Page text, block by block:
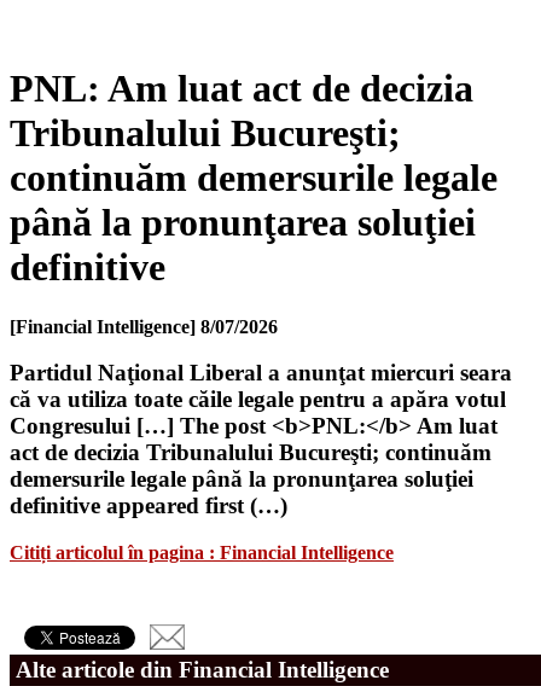
PNL: Am luat act de decizia
Tribunalului Bucureşti;
continuăm demersurile legale
până la pronunţarea soluţiei
definitive
[Financial Intelligence] 8/07/2026
Partidul Naţional Liberal a anunţat miercuri seara
că va utiliza toate căile legale pentru a apăra votul
Congresului […] The post <b>PNL:</b> Am luat
act de decizia Tribunalului Bucureşti; continuăm
demersurile legale până la pronunţarea soluţiei
definitive appeared first (…)
Citiți articolul în pagina : Financial Intelligence
Alte articole din Financial Intelligence